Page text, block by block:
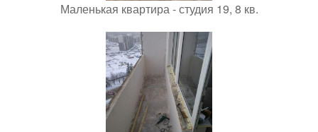
Маленькая квартира - студия 19, 8 кв.